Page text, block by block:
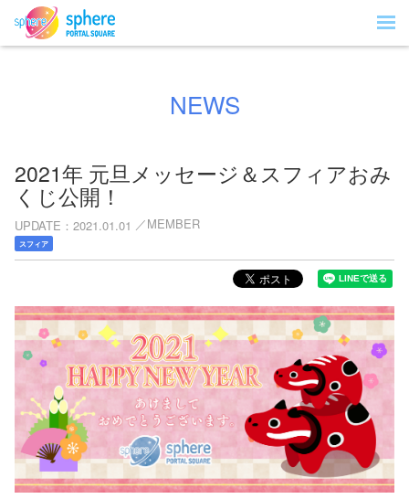
NEWS
2021年 元旦メッセージ＆スフィアおみ
くじ公開！
UPDATE 2021.01.01 MEMBER
スフィア